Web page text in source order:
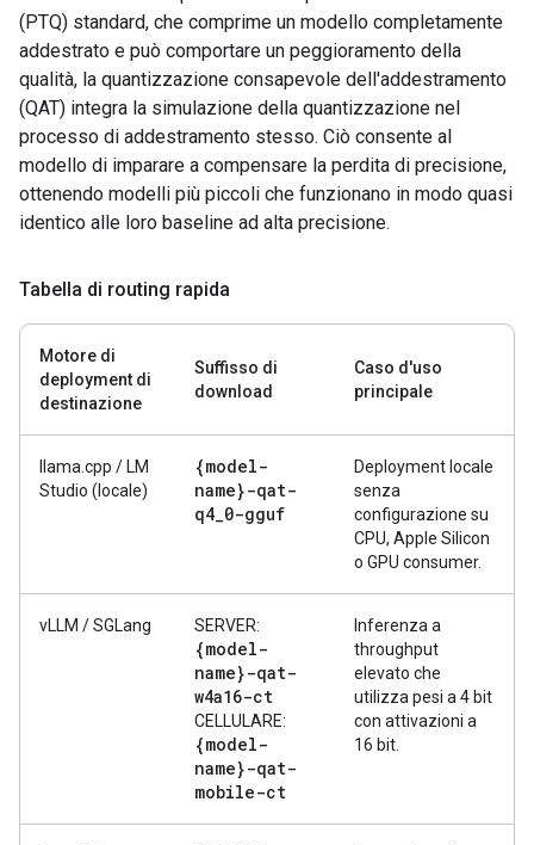
(PTQ) standard, che comprime un modello completamente
addestrato e può comportare un peggioramento della
qualità, la quantizzazione consapevole dell'addestramento
(QAT) integra la simulazione della quantizzazione nel
processo di addestramento stesso. Ciò consente al
modello di imparare a compensare la perdita di precisione,
ottenendo modelli più piccoli che funzionano in modo quasi
identico alle loro baseline ad alta precisione.
Tabella di routing rapida
Motore di
deployment di
destinazione
Suffisso di
download
Caso d'uso
principale
llama.cpp / LM
Studio (locale)
{model-
name}-qat-
q4_0-gguf
Deployment locale
senza
configurazione su
CPU, Apple Silicon
o GPU consumer.
vLLM / SGLang SERVER:
{model-
name}-qat-
w4a16-ct
CELLULARE:
{model-
name}-qat-
mobile-ct
Inferenza a
throughput
elevato che
utilizza pesi a 4 bit
con attivazioni a
16 bit.